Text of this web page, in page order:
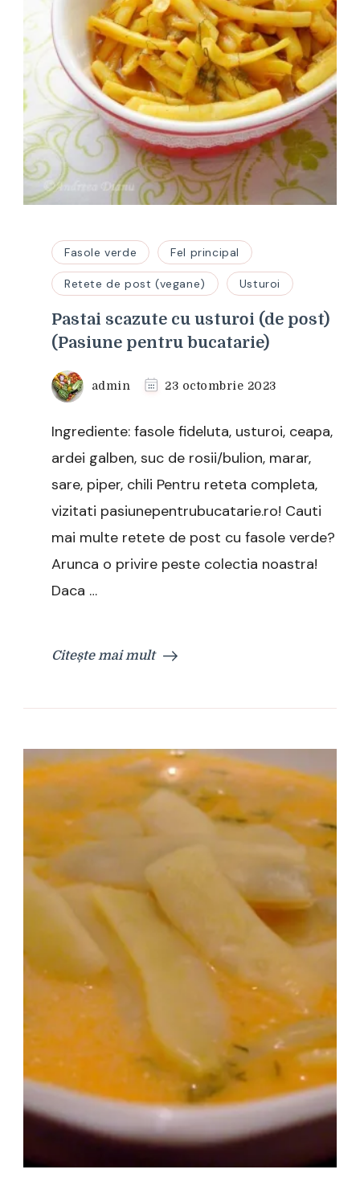
Fasole verde Fel principal
Retete de post (vegane) Usturoi
Pastai scazute cu usturoi (de post)
(Pasiune pentru bucatarie)
admin 23 octombrie 2023
Ingrediente: fasole fideluta, usturoi, ceapa,
ardei galben, suc de rosii/bulion, marar,
sare, piper, chili Pentru reteta completa,
vizitati pasiunepentrubucatarie.ro! Cauti
mai multe retete de post cu fasole verde?
Arunca o privire peste colectia noastra!
Daca …
Citește mai mult